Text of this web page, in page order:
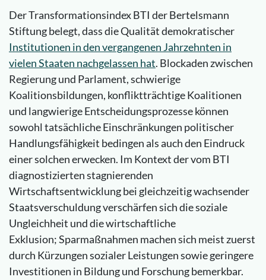
Der Transformationsindex BTI der Bertelsmann
Stiftung belegt, dass die Qualität demokratischer
Institutionen in den vergangenen Jahrzehnten in
vielen Staaten nachgelassen hat. Blockaden zwischen
Regierung und Parlament, schwierige
Koalitionsbildungen, konfliktträchtige Koalitionen
und langwierige Entscheidungsprozesse können
sowohl tatsächliche Einschränkungen politischer
Handlungsfähigkeit bedingen als auch den Eindruck
einer solchen erwecken. Im Kontext der vom BTI
diagnostizierten stagnierenden
Wirtschaftsentwicklung bei gleichzeitig wachsender
Staatsverschuldung verschärfen sich die soziale
Ungleichheit und die wirtschaftliche
Exklusion; Sparmaßnahmen machen sich meist zuerst
durch Kürzungen sozialer Leistungen sowie geringere
Investitionen in Bildung und Forschung bemerkbar.